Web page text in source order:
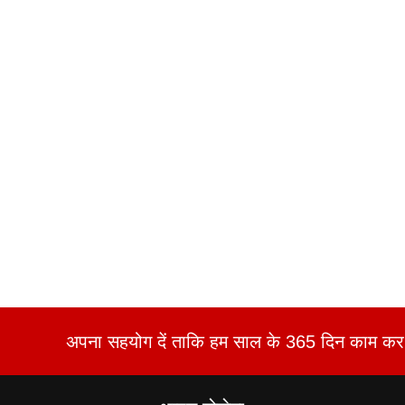
अपना सहयोग दें ताकि हम साल के 365 दिन काम